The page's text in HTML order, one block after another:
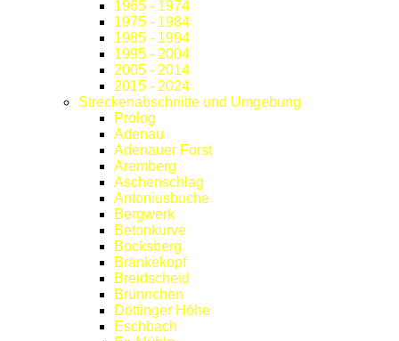
1965 - 1974
1975 - 1984
1985 - 1994
1995 - 2004
2005 - 2014
2015 - 2024
Streckenabschnitte und Umgebung
Prolog
Adenau
Adenauer Forst
Aremberg
Aschenschlag
Antoniusbuche
Bergwerk
Betonkurve
Bocksberg
Bränkekopf
Breidscheid
Brünnchen
Döttinger Höhe
Eschbach